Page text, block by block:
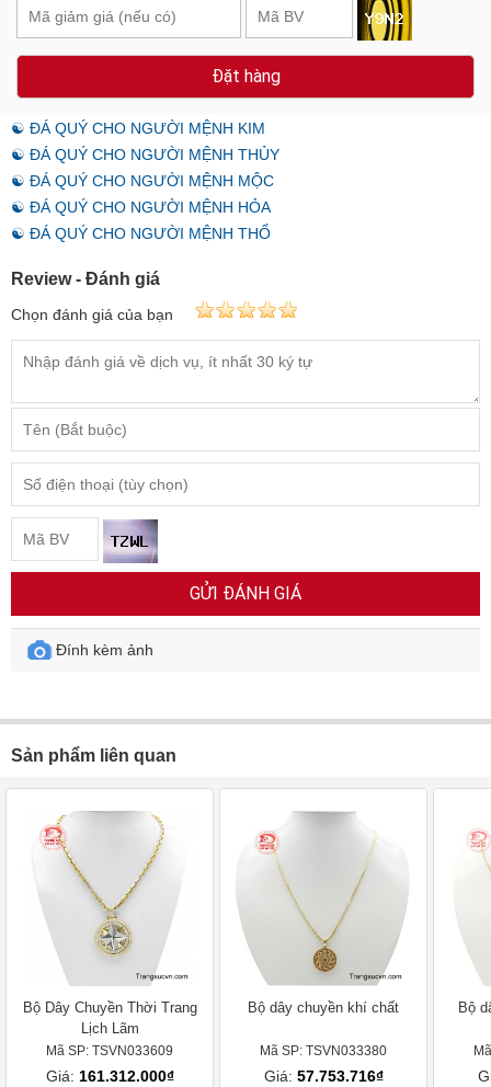
Đặt hàng
☯ ĐÁ QUÝ CHO NGƯỜI MỆNH KIM
☯ ĐÁ QUÝ CHO NGƯỜI MỆNH THỦY
☯ ĐÁ QUÝ CHO NGƯỜI MỆNH MỘC
☯ ĐÁ QUÝ CHO NGƯỜI MỆNH HỎA
☯ ĐÁ QUÝ CHO NGƯỜI MỆNH THỔ
Review - Đánh giá
Chọn đánh giá của bạn
GỬI ĐÁNH GIÁ
Đính kèm ảnh
Sản phẩm liên quan
Bộ Dây Chuyền Thời Trang
Lịch Lãm
Mã SP: TSVN033609
Giá: 161.312.000₫
Bộ dây chuyền khí chất
Mã SP: TSVN033380
Giá: 57.753.716₫
Bộ